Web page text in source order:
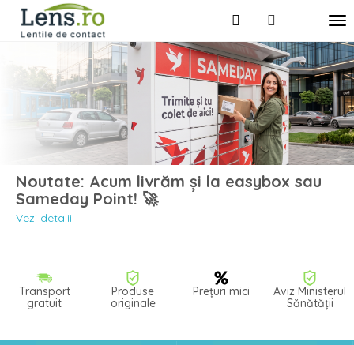
Noutate: Acum livrăm și la easybox sau
Sameday Point! 🚀
Vezi detalii
Transport
gratuit
Produse
originale
Prețuri mici
Aviz Ministerul
Sănătății